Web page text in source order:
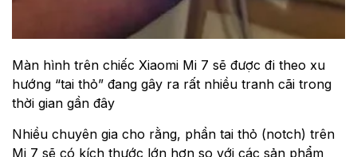
Màn hình trên chiếc Xiaomi Mi 7 sẽ được đi theo xu
hướng “tai thỏ” đang gây ra rất nhiều tranh cãi trong
thời gian gần đây
Nhiều chuyên gia cho rằng, phần tai thỏ (notch) trên
Mi 7 sẽ có kích thước lớn hơn so với các sản phẩm